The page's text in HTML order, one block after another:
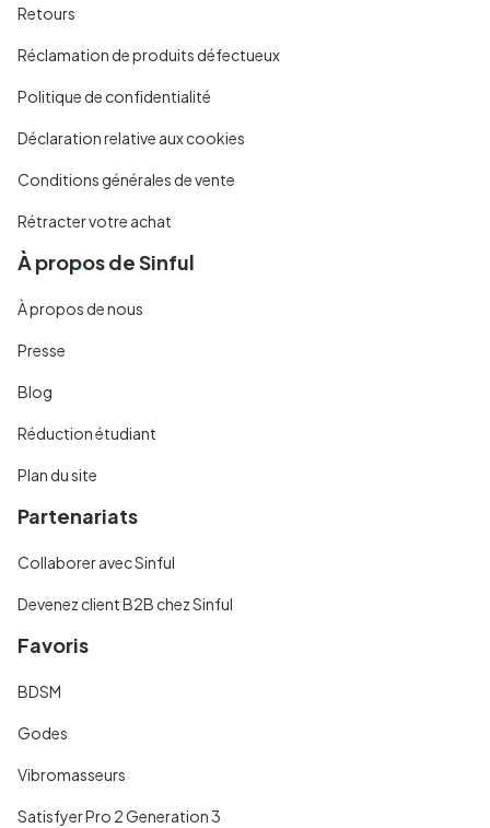
Retours
Réclamation de produits défectueux
Politique de confidentialité
Déclaration relative aux cookies
Conditions générales de vente
Rétracter votre achat
À propos de Sinful
À propos de nous
Presse
Blog
Réduction étudiant
Plan du site
Partenariats
Collaborer avec Sinful
Devenez client B2B chez Sinful
Favoris
BDSM
Godes
Vibromasseurs
Satisfyer Pro 2 Generation 3